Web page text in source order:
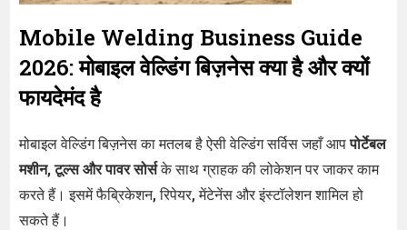
Mobile Welding Business Guide
2026: मोबाइल वेल्डिंग बिज़नेस क्या है और क्यों
फायदेमंद है
मोबाइल वेल्डिंग बिज़नेस का मतलब है ऐसी वेल्डिंग सर्विस जहाँ आपपोर्टेबल
मशीन, टूल्स और पावर सोर्सके साथ ग्राहक की लोकेशन पर जाकर काम
करते हैं। इसमें फैब्रिकेशन, रिपेयर, मेंटेनेंस और इंस्टॉलेशन शामिल हो
सकते हैं।